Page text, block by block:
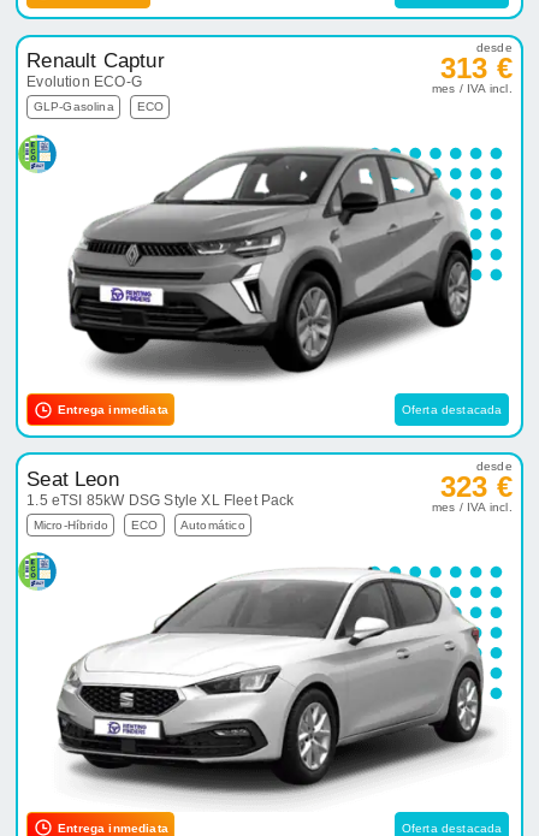
Renault Captur
Evolution ECO-G
GLP-Gasolina ECO
desde
313 €
mes / IVA incl.
Entrega inmediata Oferta destacada
Seat Leon
1.5 eTSI 85kW DSG Style XL Fleet Pack
Micro-Híbrido ECO Automático
desde
323 €
mes / IVA incl.
Entrega inmediata Oferta destacada